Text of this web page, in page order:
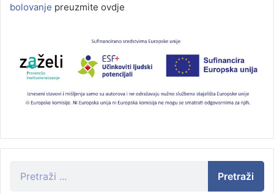
bolovanje preuzmite ovdje
Pretraži